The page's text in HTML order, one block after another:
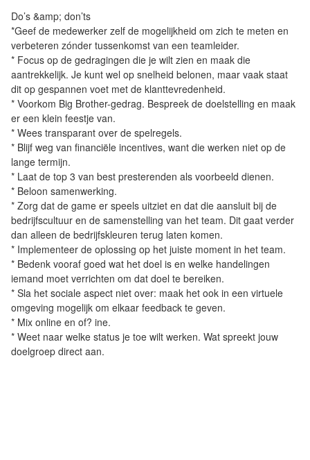
Do’s &amp; don’ts
*Geef de medewerker zelf de mogelijkheid om zich te meten en
verbeteren zónder tussenkomst van een teamleider.
* Focus op de gedragingen die je wilt zien en maak die
aantrekkelijk. Je kunt wel op snelheid belonen, maar vaak staat
dit op gespannen voet met de klanttevredenheid.
* Voorkom Big Brother-gedrag. Bespreek de doelstelling en maak
er een klein feestje van.
* Wees transparant over de spelregels.
* Blijf weg van financiële incentives, want die werken niet op de
lange termijn.
* Laat de top 3 van best presterenden als voorbeeld dienen.
* Beloon samenwerking.
* Zorg dat de game er speels uitziet en dat die aansluit bij de
bedrijfscultuur en de samenstelling van het team. Dit gaat verder
dan alleen de bedrijfskleuren terug laten komen.
* Implementeer de oplossing op het juiste moment in het team.
* Bedenk vooraf goed wat het doel is en welke handelingen
iemand moet verrichten om dat doel te bereiken.
* Sla het sociale aspect niet over: maak het ook in een virtuele
omgeving mogelijk om elkaar feedback te geven.
* Mix online en of? ine.
* Weet naar welke status je toe wilt werken. Wat spreekt jouw
doelgroep direct aan.